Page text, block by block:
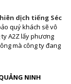
dịch tiếng Séc
quý khách sẽ vô
A2Z lấy phương
mà công ty đang
NINH